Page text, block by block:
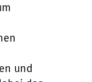
und